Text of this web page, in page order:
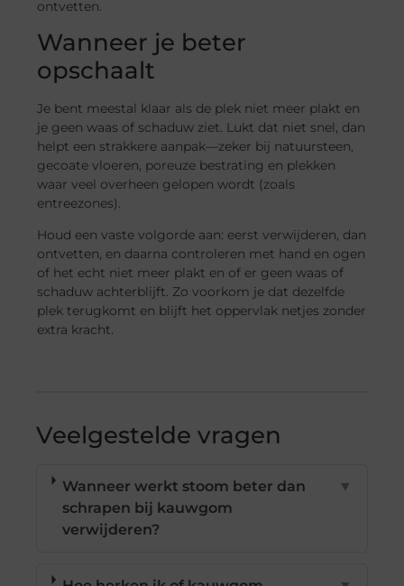
ontvetten.
Wanneer je beter
opschaalt
Je bent meestal klaar als de plek niet meer plakt en
je geen waas of schaduw ziet. Lukt dat niet snel, dan
helpt een strakkere aanpak—zeker bij natuursteen,
gecoate vloeren, poreuze bestrating en plekken
waar veel overheen gelopen wordt (zoals
entreezones).
Houd een vaste volgorde aan: eerst verwijderen, dan
ontvetten, en daarna controleren met hand en ogen
of het echt niet meer plakt en of er geen waas of
schaduw achterblijft. Zo voorkom je dat dezelfde
plek terugkomt en blijft het oppervlak netjes zonder
extra kracht.
Veelgestelde vragen
Wanneer werkt stoom beter dan
schrapen bij kauwgom
verwijderen?
▼